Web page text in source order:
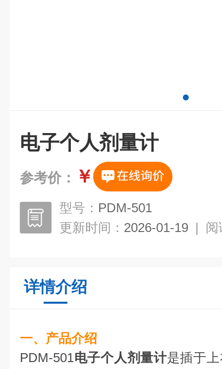
电子个人剂量计
参考价： ￥
型号： PDM-501
更新时间： 2026-01-19 | 阅
详情介绍
一、产品介绍
PDM-501电子个人剂量计是插于